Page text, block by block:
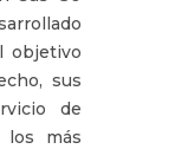
objetivo
sus
de
los más